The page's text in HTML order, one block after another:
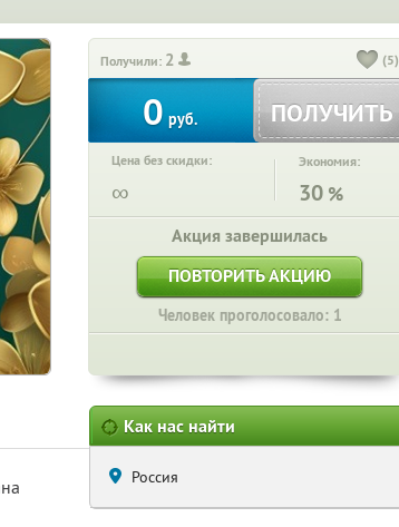
Получили: 2 (5)
0 руб. ПОЛУЧИТЬ
Цена без скидки:
∞
Экономия:
30 %
Акция завершилась
ПОВТОРИТЬ АКЦИЮ
Человек проголосовало: 1
Как нас найти
Россия